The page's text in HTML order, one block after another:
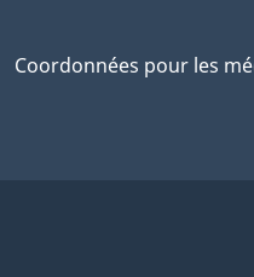
Coordonnées pour les